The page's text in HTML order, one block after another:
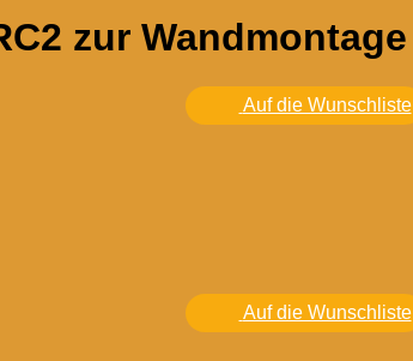
zur Wandmontage
Auf die Wunschliste
Auf die Wunschliste